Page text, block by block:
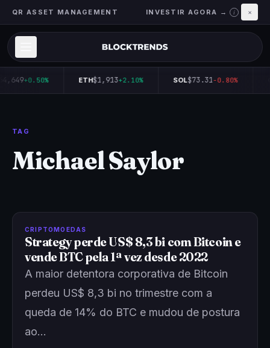
QR ASSET MANAGEMENT INVESTIR AGORA → i ×
+0.50% ETH$1,913+2.10% SOL$73.31-0.80%
TAG
Michael Saylor
CRIPTOMOEDAS
Strategy perde US$ 8,3 bi com Bitcoin e
vende BTC pela 1ª vez desde 2022
A maior detentora corporativa de Bitcoin
perdeu US$ 8,3 bi no trimestre com a
queda de 14% do BTC e mudou de postura
ao…